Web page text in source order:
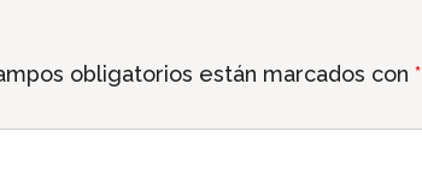
obligatorios están marcados con*